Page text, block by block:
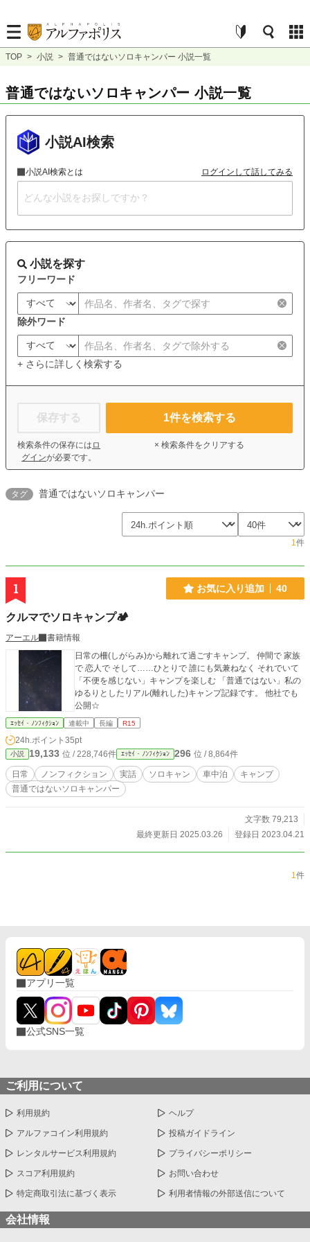
TOP > 小説 > 普通ではないソロキャンパー 小説一覧
普通ではないソロキャンパー 小説一覧
小説AI検索
小説AI検索とは ログインして話してみる
小説を探す
フリーワード
除外ワード
+ さらに詳しく検索する
保存する
検索条件の保存には ロ
グインが必要です。
1件を検索する
× 検索条件をクリアする
タグ 普通ではないソロキャンパー
1件
1 お気に入り追加 40
クルマでソロキャンプ🏕
アーエル
書籍情報
日常の柵(しがらみ)から離れて過ごすキャンプ。 仲間で 家族
で 恋人で そして……ひとりで 誰にも気兼ねなく それでいて
「不便を感じない」キャンプを楽しむ 「普通ではない」私の
ゆるりとしたリアル(離れした)キャンプ記録です。 他社でも
公開☆
ｴｯｾｲ・ﾉﾝﾌｨｸｼｮﾝ 連載中 長編 R15
24h.ポイント 35pt
小説 19,133 位 / 228,746件 ｴｯｾｲ・ﾉﾝﾌｨｸｼｮﾝ 296 位 / 8,864件
日常 ノンフィクション 実話 ソロキャン 車中泊
キャンプ
普通ではないソロキャンパー
文字数 79,213
最終更新日 2025.03.26
登録日 2023.04.21
1件
アプリ一覧
公式SNS一覧
ご利用について
利用規約 ヘルプ
アルファコイン利用規約 投稿ガイドライン
レンタルサービス利用規約 プライバシーポリシー
スコア利用規約 お問い合わせ
特定商取引法に基づく表示 利用者情報の外部送信について
会社情報